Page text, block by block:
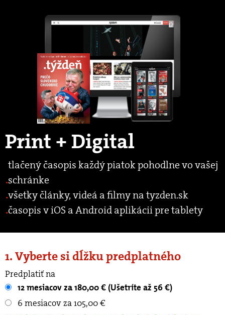
Print + Digital
tlačený časopis každý piatok pohodlne vo vašej
schránke
všetky články, videá a filmy na tyzden.sk
časopis v iOS a Android aplikácii pre tablety
1. Vyberte si dĺžku predplatného
Predplatiť na
12 mesiacov za 180,00 € (Ušetríte až 56 €)
6 mesiacov za 105,00 €